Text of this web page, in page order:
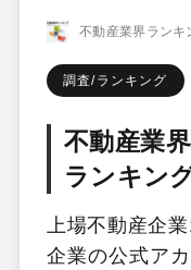
不動産業界ランキ
調査/ランキング
不動産業
ランキン
上場不動産企
企業の公式ア